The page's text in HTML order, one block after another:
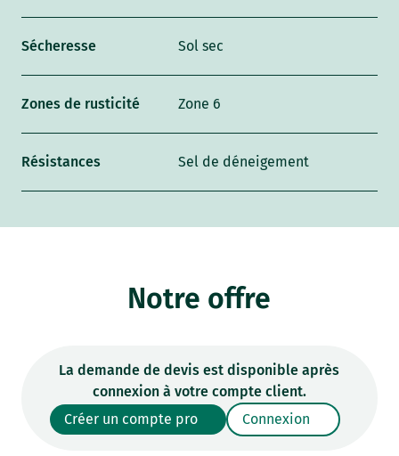
Sécheresse Sol sec
Zones de rusticité Zone 6
Résistances Sel de déneigement
Notre offre
La demande de devis est disponible après
connexion à votre compte client.
Créer un compte pro
Connexion